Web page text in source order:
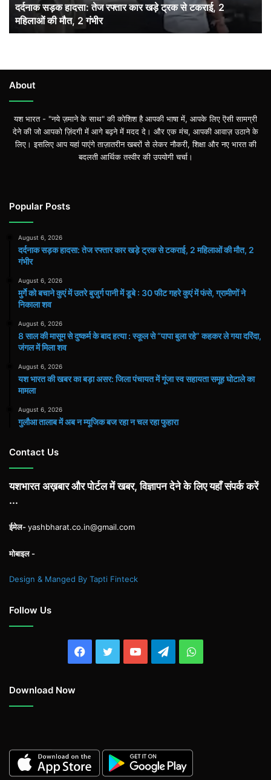
टकराई,
2
मौत,
2
दर्दनाक सड़क हादसा: तेज रफ्तार कार खड़े ट्रक से टकराई, 2
महिलाओं की मौत, 2 गंभीर
About
यश भारत - "नये ज़माने के साथ" की कोशिश है आपकी भाषा में, आपके लिए ऎसी सामग्री
देने की जो आपको ज़िंदगी में आगे बढ़ने में मदद दे। और एक मंच, आपकी आवाज़ उठाने के
लिए। इसलिए आप यहां पाएंगे ताज़ातरीन खबरों से लेकर नौकरी, शिक्षा और नए भारत की
बदलती आर्थिक तस्वीर की उपयोगी चर्चा।
Popular Posts
August 6, 2026
दर्दनाक सड़क हादसा: तेज रफ्तार कार खड़े ट्रक से टकराई, 2 महिलाओं की मौत, 2
गंभीर
August 6, 2026
मुर्गे को बचाने कुएं में उतरे बुजुर्ग पानी में डूबे : 30 फीट गहरे कुएं में फंसे, ग्रामीणों ने
निकाला शव
August 6, 2026
8 साल की मासूम से दुष्कर्म के बाद हत्या : स्कूल से “पापा बुला रहे” कहकर ले गया दरिंदा,
जंगल में मिला शव
August 6, 2026
यश भारत की खबर का बड़ा असर: जिला पंचायत में गूंजा स्व सहायता समूह घोटाले का
मामला
August 6, 2026
गुलौआ तालाब में अब न म्यूजिक बज रहा न चल रहा फुहारा
Contact Us
यशभारत अख़बार और पोर्टल में खबर, विज्ञापन देने के लिए यहाँ संपर्क करें
...
ईमेल-yashbharat.co.in@gmail.com
मोबाइल -
Design & Manged By Tapti Finteck
Follow Us
Facebook
TwitterYouTubeTelegramWhatsApp
Download Now